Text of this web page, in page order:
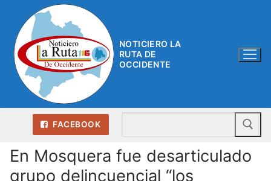
contenido
NOTICIERO LA
RUTA DE
OCCIDENTE
FACEBOOK
En Mosquera fue desarticulado
grupo delincuencial “los